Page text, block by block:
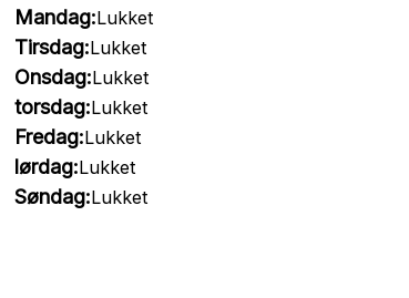
Mandag:Lukket
Tirsdag:Lukket
Onsdag:Lukket
torsdag:Lukket
Fredag:Lukket
lørdag:Lukket
Søndag:Lukket